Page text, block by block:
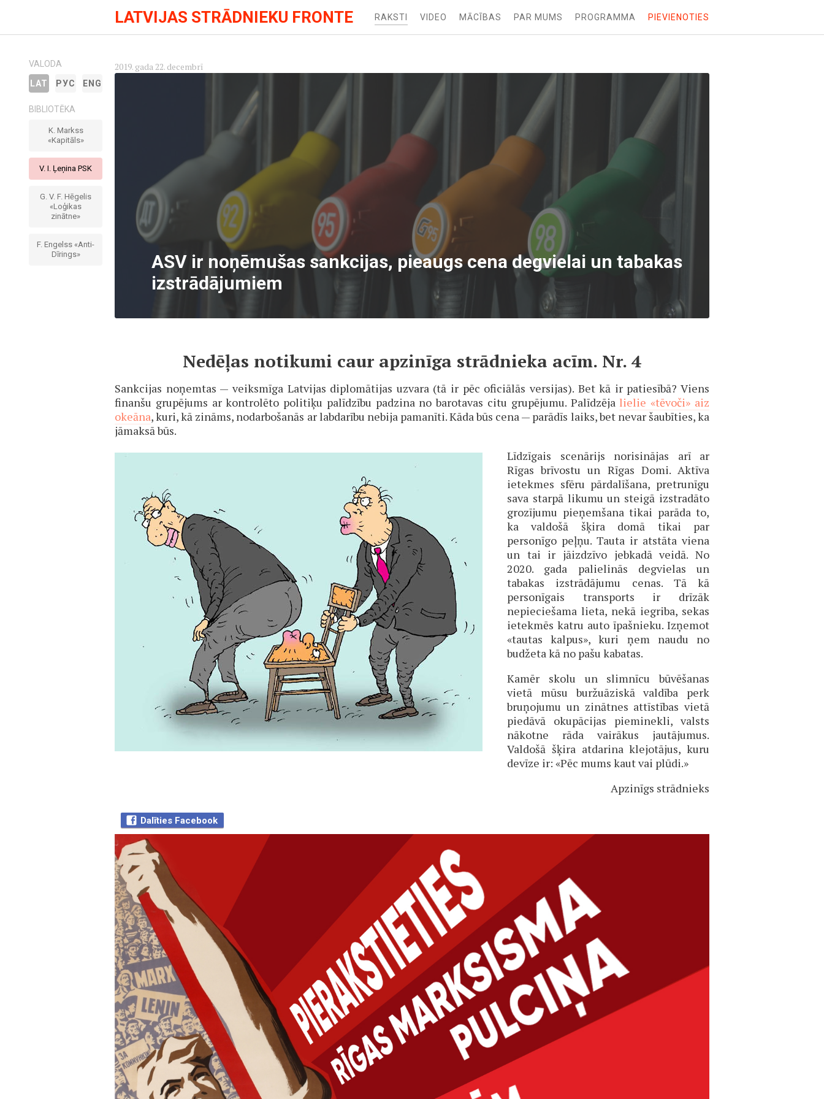
LATVIJAS STRĀDNIEKU FRONTE RAKSTI VIDEO MĀCĪBAS PAR MUMS PROGRAMMA PIEVIENOTIES
VALODA
LAT
РУС ENG
BIBLIOTĒKA
K. Markss
«Kapitāls»
V. I. Ļeņina PSK
G. V. F. Hēgelis
«Loģikas
zinātne»
F. Engelss «Anti-
Dīrings»
2019. gada 22. decembrī
ASV ir noņēmušas sankcijas, pieaugs cena degvielai un tabakas
izstrādājumiem
Nedēļas notikumi caur apzinīga strādnieka acīm. Nr. 4
Sankcijas noņemtas — veiksmīga Latvijas diplomātijas uzvara (tā ir pēc oficiālās versijas). Bet kā ir patiesībā? Viens
finanšu grupējums ar kontrolēto politiķu palīdzību padzina no barotavas citu grupējumu. Palīdzējalielie «tēvoči» aiz
okeāna, kuri, kā zināms, nodarbošanās ar labdarību nebija pamanīti. Kāda būs cena — parādīs laiks, bet nevar šaubīties, ka
jāmaksā būs.
Līdzīgais scenārijs norisinājas arī ar
Rīgas brīvostu un Rīgas Domi. Aktīva
ietekmes sfēru pārdalīšana, pretrunīgu
sava starpā likumu un steigā izstradāto
grozījumu pieņemšana tikai parāda to,
ka valdošā šķira domā tikai par
personīgo peļņu. Tauta ir atstāta viena
un tai ir jāizdzīvo jebkadā veidā. No
2020. gada palielinās degvielas un
tabakas izstrādājumu cenas. Tā kā
personīgais transports ir drīzāk
nepieciešama lieta, nekā iegriba, sekas
ietekmēs katru auto īpašnieku. Izņemot
«tautas kalpus», kuri ņem naudu no
budžeta kā no pašu kabatas.
Kamēr skolu un slimnīcu būvēšanas
vietā mūsu buržuāziskā valdība perk
bruņojumu un zinātnes attīstības vietā
piedāvā okupācijas pieminekli, valsts
nākotne rāda vairākus jautājumus.
Valdošā šķira atdarina klejotājus, kuru
devīze ir: «Pēc mums kaut vai plūdi.»
Apzinīgs strādnieks
Dalīties Facebook